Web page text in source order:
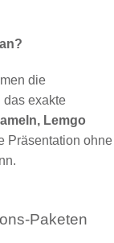
die
das exakte
Lemgo
Präsentation ohne
Paketen